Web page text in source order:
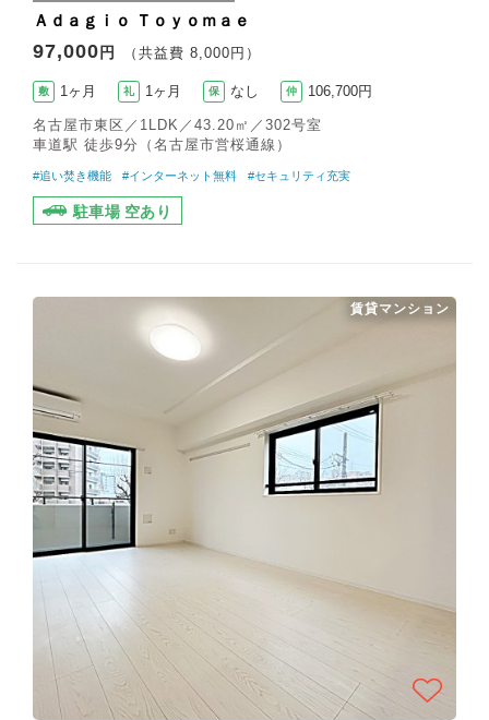
Ａｄａｇｉｏ Ｔｏｙｏｍａｅ
97,000 円 （共益費 8,000円）
敷 1ヶ月 礼 1ヶ月 保 なし 仲 106,700円
名古屋市東区／1LDK／43.20㎡／302号室
車道駅 徒歩9分（名古屋市営桜通線）
#追い焚き機能 #インターネット無料 #セキュリティ充実
駐車場 空あり
賃貸マンション